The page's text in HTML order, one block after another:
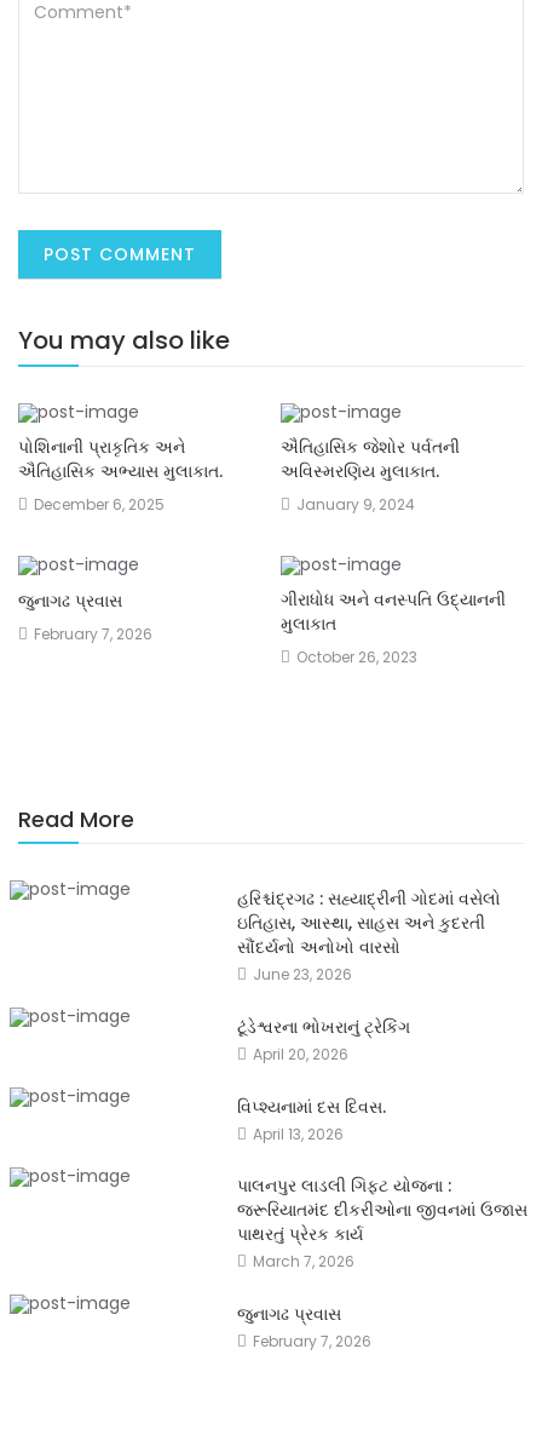
You may also like
પોશિનાની પ્રાકૃતિક અને
ઐતિહાસિક અભ્યાસ મુલાકાત.
December 6, 2025
ઐતિહાસિક જેશોર પર્વતની
અવિસ્મરણિય મુલાકાત.
January 9, 2024
જુનાગઢ પ્રવાસ
February 7, 2026
ગીરાધોધ અને વનસ્પતિ ઉદ્યાનની
મુલાકાત
October 26, 2023
Read More
હરિશ્ચંદ્રગઢ : સહ્યાદ્રીની ગોદમાં વસેલો
ઇતિહાસ, આસ્થા, સાહસ અને કુદરતી
સૌંદર્યનો અનોખો વારસો
June 23, 2026
ટૂંડેશ્વરના ભોખરાનું ટ્રેકિંગ
April 20, 2026
વિપ્શ્યનામાં દસ દિવસ.
April 13, 2026
પાલનપુર લાડલી ગિફ્ટ યોજના :
જરૂરિયાતમંદ દીકરીઓના જીવનમાં ઉજાસ
પાથરતું પ્રેરક કાર્ય
March 7, 2026
જુનાગઢ પ્રવાસ
February 7, 2026